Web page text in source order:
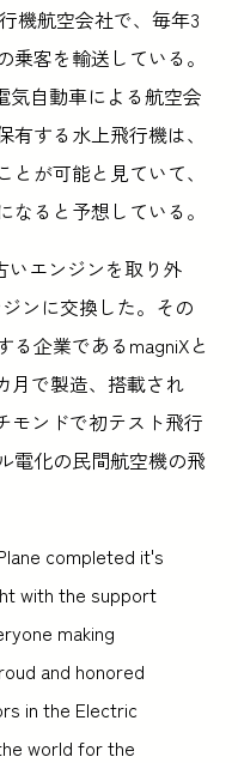
機航空会社で、毎年3
客を輸送している。
気自動車による航空会
する水上飛行機は、
が可能と見ていて、
ると予想している。
いエンジンを取り外
ンに交換した。その
る企業であるmagniXと
月で製造、搭載され
モンドで初テスト飛行
電化の民間航空機の飛
completed it's
with the support
making
and honored
in the Electric
world for the